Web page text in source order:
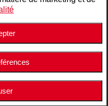
Montréal (Côte-des-
QC, Canada